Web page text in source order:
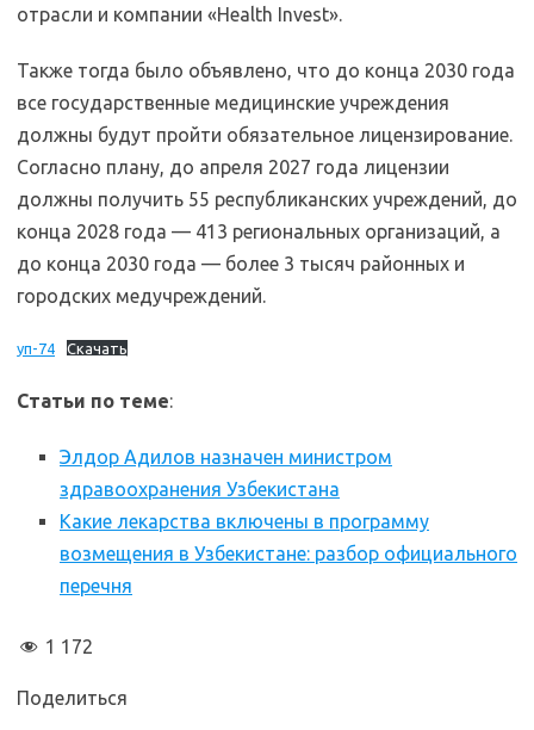
отрасли и компании «Health Invest».
Также тогда было объявлено, что до конца 2030 года
все государственные медицинские учреждения
должны будут пройти обязательное лицензирование.
Согласно плану, до апреля 2027 года лицензии
должны получить 55 республиканских учреждений, до
конца 2028 года — 413 региональных организаций, а
до конца 2030 года — более 3 тысяч районных и
городских медучреждений.
уп-74 Скачать
Статьи по теме:
Элдор Адилов назначен министром
здравоохранения Узбекистана
Какие лекарства включены в программу
возмещения в Узбекистане: разбор официального
перечня
1 172
Поделиться